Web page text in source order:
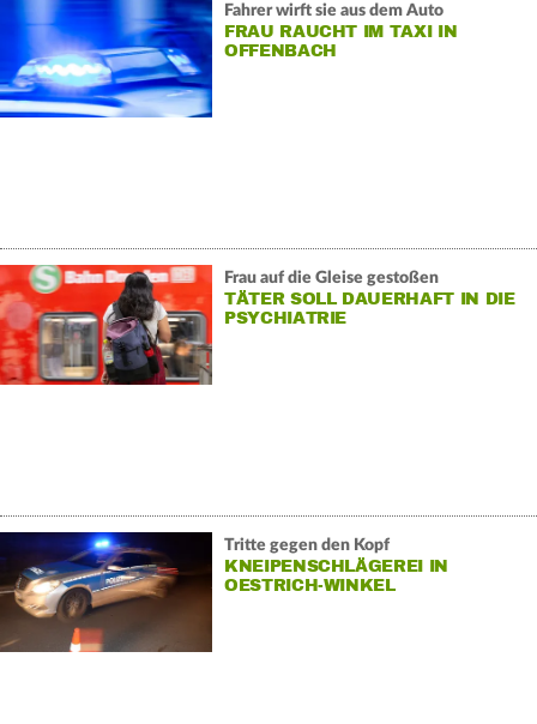
Fahrer wirft sie aus dem Auto
FRAU RAUCHT IM TAXI IN
OFFENBACH
Frau auf die Gleise gestoßen
TÄTER SOLL DAUERHAFT IN DIE
PSYCHIATRIE
Tritte gegen den Kopf
KNEIPENSCHLÄGEREI IN
OESTRICH-WINKEL